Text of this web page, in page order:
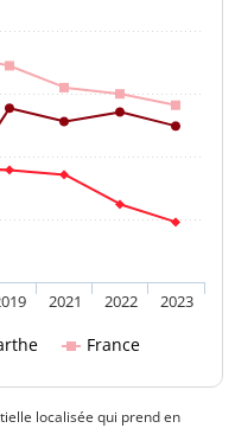
France
2021 2022 2023
localisée qui prend en